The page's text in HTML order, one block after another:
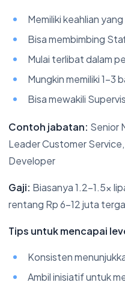
Memiliki keahlian
Bisa membimbing
Mulai terlibat dalam
Mungkin memiliki 1-3
Bisa mewakili
Contoh jabatan: Senior
Leader Customer
Developer
Gaji: Biasanya 1.2-1.5x
rentang Rp 6-12 juta
Tips untuk mencapai
Konsisten
Ambil inisiatif untuk